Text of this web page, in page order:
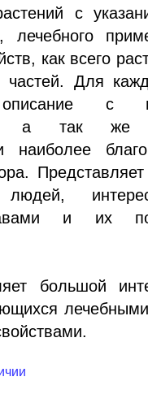
с
лечебного
как всего
частей. Для
описание с
а так же
наиболее
и их
большой